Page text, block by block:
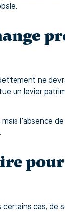
ne
un levier
l’absence
cas, de